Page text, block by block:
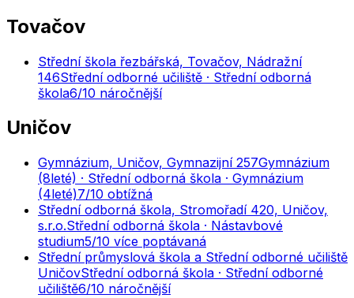
Tovačov
Střední škola řezbářská, Tovačov, Nádražní
146Střední odborné učiliště · Střední odborná
škola6/10 náročnější
Uničov
Gymnázium, Uničov, Gymnazijní 257Gymnázium
(8leté) · Střední odborná škola · Gymnázium
(4leté)7/10 obtížná
Střední odborná škola, Stromořadí 420, Uničov,
s.r.o.Střední odborná škola · Nástavbové
studium5/10 více poptávaná
Střední průmyslová škola a Střední odborné učiliště
UničovStřední odborná škola · Střední odborné
učiliště6/10 náročnější